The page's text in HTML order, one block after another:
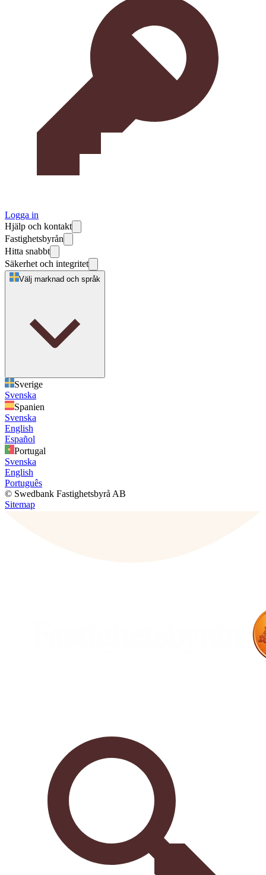
Logga in
Hjälp och kontakt
Fastighetsbyrån
Hitta snabbt
Säkerhet och integritet
Välj marknad och språk
Sverige
Svenska
Spanien
Svenska
English
Español
Portugal
Svenska
English
Português
© Swedbank Fastighetsbyrå AB
Sitemap